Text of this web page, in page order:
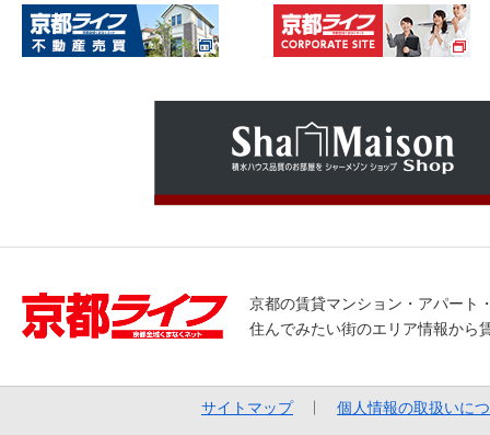
京都の賃貸マンション・アパート
住んでみたい街のエリア情報から
サイトマップ 個人情報の取扱いに